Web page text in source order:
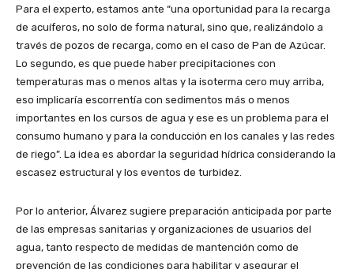
Para el experto, estamos ante “una oportunidad para la recarga
de acuíferos, no solo de forma natural, sino que, realizándolo a
través de pozos de recarga, como en el caso de Pan de Azúcar.
Lo segundo, es que puede haber precipitaciones con
temperaturas mas o menos altas y la isoterma cero muy arriba,
eso implicaría escorrentía con sedimentos más o menos
importantes en los cursos de agua y ese es un problema para el
consumo humano y para la conducción en los canales y las redes
de riego”. La idea es abordar la seguridad hídrica considerando la
escasez estructural y los eventos de turbidez.
Por lo anterior, Álvarez sugiere preparación anticipada por parte
de las empresas sanitarias y organizaciones de usuarios del
agua, tanto respecto de medidas de mantención como de
prevención de las condiciones para habilitar y asegurar el